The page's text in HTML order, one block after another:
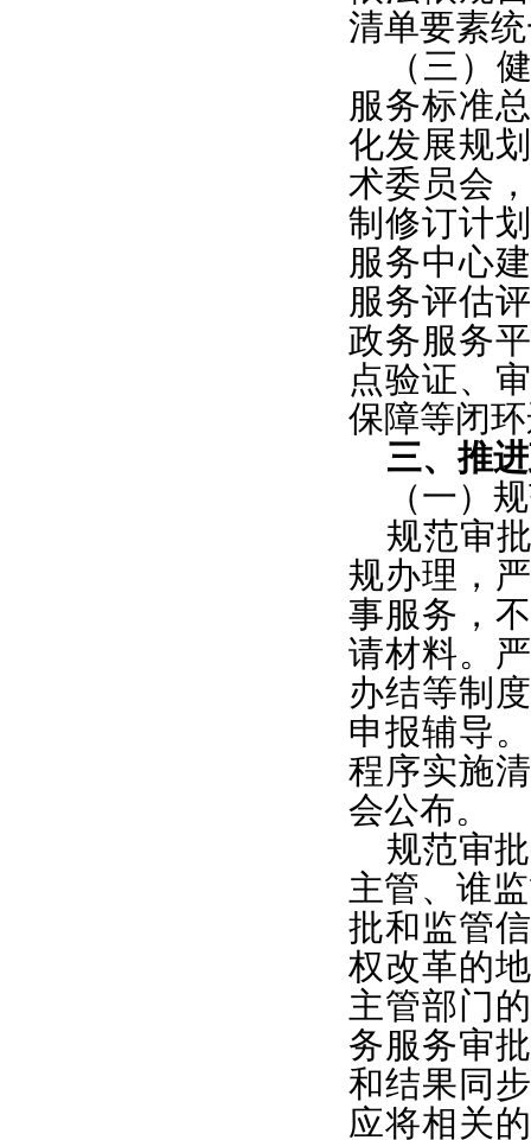
清单要素
（三）
服务标准
化发展规
术委员会
制修订计
服务中心
服务评估
政务服务
点验证、
保障等闭
三、推
（一）
规范审
规办理，
事服务，
请材料。
办结等制
申报辅导
程序实施
会公布。
规范审
主管、谁
批和监管
权改革的
主管部门
务服务审
和结果同
应将相关